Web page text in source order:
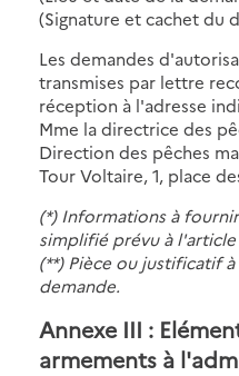
(Signature et cachet du
Les demandes
transmises par lettre
réception à l'adresse
Mme la directrice des
Direction des pêches
Tour Voltaire, 1, place
(*) Informations à
simplifié prévu à
(**) Pièce ou justificatif
demande.
Annexe III :
armements à